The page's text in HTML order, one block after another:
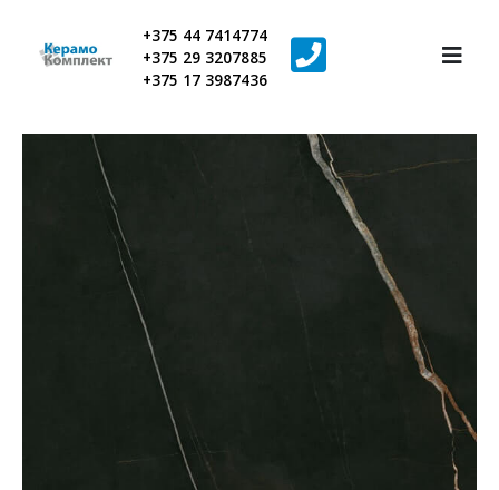
+375 44 7414774
+375 29 3207885
+375 17 3987436